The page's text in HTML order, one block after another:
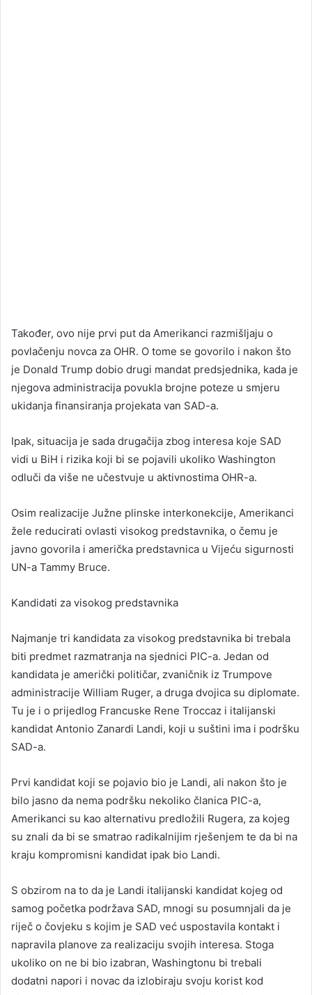
Također, ovo nije prvi put da Amerikanci razmišljaju o
povlačenju novca za OHR. O tome se govorilo i nakon što
je Donald Trump dobio drugi mandat predsjednika, kada je
njegova administracija povukla brojne poteze u smjeru
ukidanja finansiranja projekata van SAD-a.
Ipak, situacija je sada drugačija zbog interesa koje SAD
vidi u BiH i rizika koji bi se pojavili ukoliko Washington
odluči da više ne učestvuje u aktivnostima OHR-a.
Osim realizacije Južne plinske interkonekcije, Amerikanci
žele reducirati ovlasti visokog predstavnika, o čemu je
javno govorila i američka predstavnica u Vijeću sigurnosti
UN-a Tammy Bruce.
Kandidati za visokog predstavnika
Najmanje tri kandidata za visokog predstavnika bi trebala
biti predmet razmatranja na sjednici PIC-a. Jedan od
kandidata je američki političar, zvaničnik iz Trumpove
administracije William Ruger, a druga dvojica su diplomate.
Tu je i o prijedlog Francuske Rene Troccaz i italijanski
kandidat Antonio Zanardi Landi, koji u suštini ima i podršku
SAD-a.
Prvi kandidat koji se pojavio bio je Landi, ali nakon što je
bilo jasno da nema podršku nekoliko članica PIC-a,
Amerikanci su kao alternativu predložili Rugera, za kojeg
su znali da bi se smatrao radikalnijim rješenjem te da bi na
kraju kompromisni kandidat ipak bio Landi.
S obzirom na to da je Landi italijanski kandidat kojeg od
samog početka podržava SAD, mnogi su posumnjali da je
riječ o čovjeku s kojim je SAD već uspostavila kontakt i
napravila planove za realizaciju svojih interesa. Stoga
ukoliko on ne bi bio izabran, Washingtonu bi trebali
dodatni napori i novac da izlobiraju svoju korist kod